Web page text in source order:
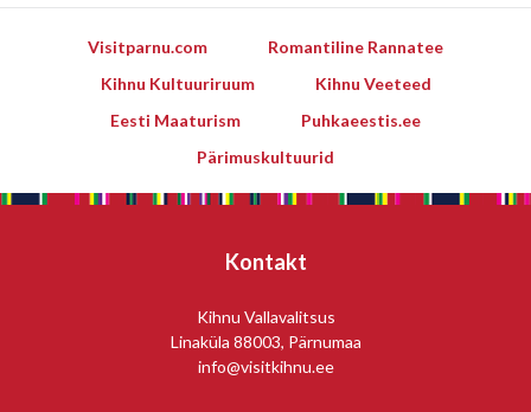
Visitparnu.com
Romantiline Rannatee
Kihnu Kultuuriruum
Kihnu Veeteed
Eesti Maaturism
Puhkaeestis.ee
Pärimuskultuurid
Kontakt
Kihnu Vallavalitsus
Linaküla 88003, Pärnumaa
info@visitkihnu.ee